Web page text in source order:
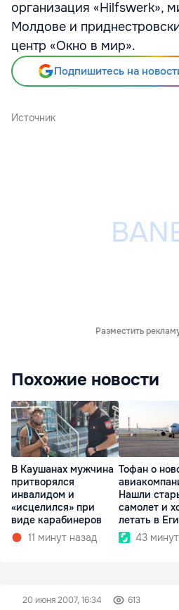
организация «Hilfswerk»,
Молдове и
центр «Окно в мир».
Подпишитесь на
Источник
Разместить
Похожие новости
В Каушанах мужчина
притворялся
инвалидом и
«исцелился» при
виде карабинеров
11 минут назад
Тофан о
Нашли
самолет и
летать в
43
20 июня 2007, 16:34 613